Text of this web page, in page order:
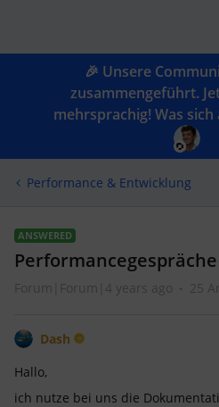
🎉 Unsere
zusammengeführt.
mehrsprachig! Was
Performance & Entwicklung
ANSWERED
Performancegespräche
Forum|Forum|4 years ago 25
Dash
Hallo,
ich nutze bei uns die